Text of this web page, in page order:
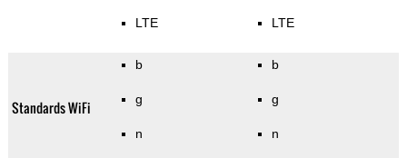
LTE LTE
Standards WiFi
b
g
n
b
g
n